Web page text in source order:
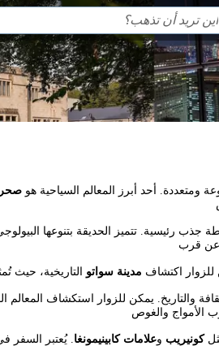
ومتعددة. أحد أبرز المعالم السياحية هو
جذب رئيسية. تتميز الحديقة بتنوعها
للزوار اكتشاف مدينة سواتو
والتاريخ. يمكن للزوار استكشاف المعالم
كونيريب وعلامات كابينيمونغا. يُعتبر السفر